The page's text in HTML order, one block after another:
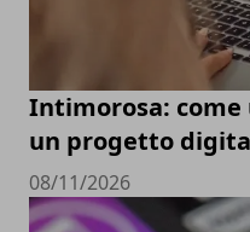
Intimorosa:
un progetto
08/11/2026